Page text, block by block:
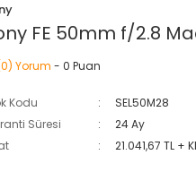
FE 50mm f/2.8
Yorum - 0 Puan
Kodu
SEL50M28
Süresi
24 Ay
21.041,67 TL +